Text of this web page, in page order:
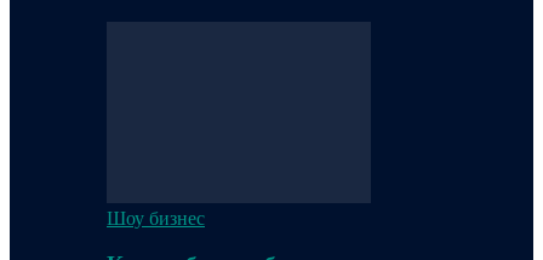
Шоу бизнес